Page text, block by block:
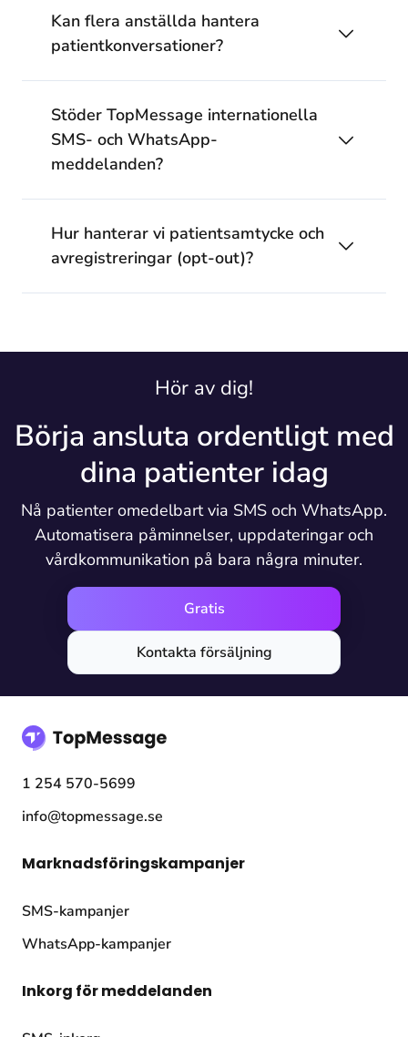
Kan flera anställda hantera
patientkonversationer?
Stöder TopMessage internationella
SMS- och WhatsApp-
meddelanden?
Hur hanterar vi patientsamtycke och
avregistreringar (opt-out)?
Hör av dig!
Börja ansluta ordentligt med
dina patienter idag
Nå patienter omedelbart via SMS och WhatsApp.
Automatisera påminnelser, uppdateringar och
vårdkommunikation på bara några minuter.
Gratis
Kontakta försäljning
1 254 570-5699
info@topmessage.se
Marknadsföringskampanjer
SMS-kampanjer
WhatsApp-kampanjer
Inkorg för meddelanden